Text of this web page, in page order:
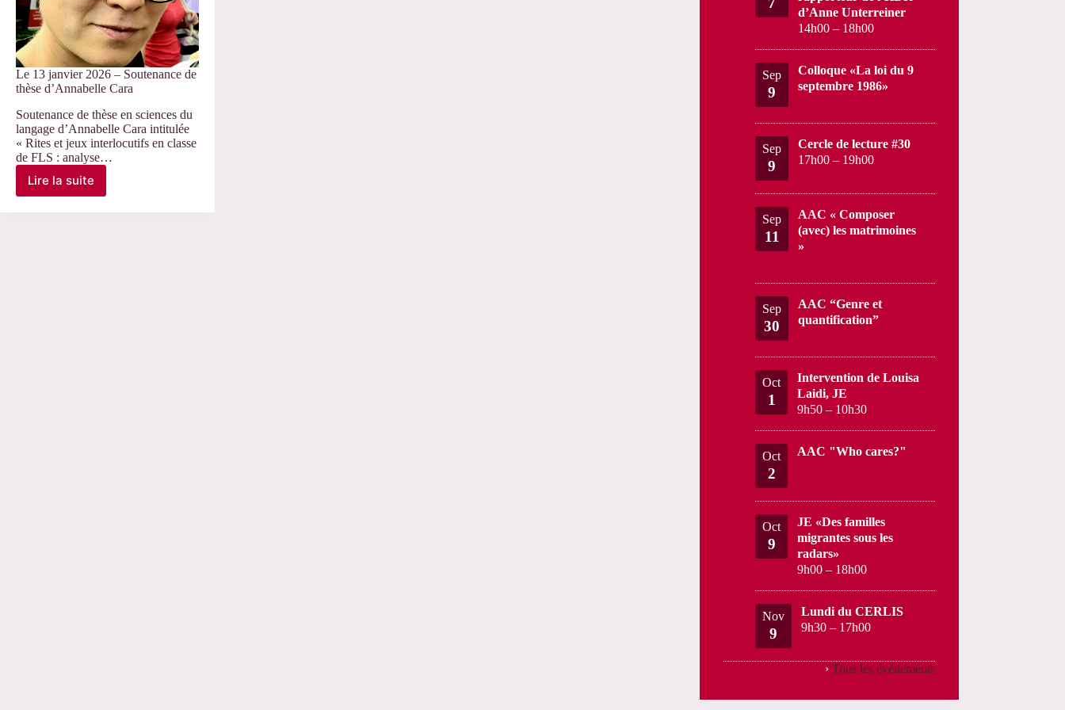
Le 13 janvier 2026 – Soutenance de
thèse d’Annabelle Cara
Soutenance de thèse en sciences du
langage d’Annabelle Cara intitulée
« Rites et jeux interlocutifs en classe
de FLS : analyse…
Lire la suite
Le
d’Anne Unterreiner
14h00 – 18h00
Sep
9
Colloque «La loi du 9
septembre 1986»
Sep
9
Cercle de lecture #30
17h00 – 19h00
Sep
11
AAC « Composer
(avec) les matrimoines
»
Sep
30
AAC “Genre et
quantification”
Oct
1
Intervention de Louisa
Laidi, JE
9h50 – 10h30
Oct
2
AAC "Who cares?"
Oct
9
JE «Des familles
migrantes sous les
radars»
9h00 – 18h00
Nov
9
Lundi du CERLIS
9h30 – 17h00
› Tous les évènements